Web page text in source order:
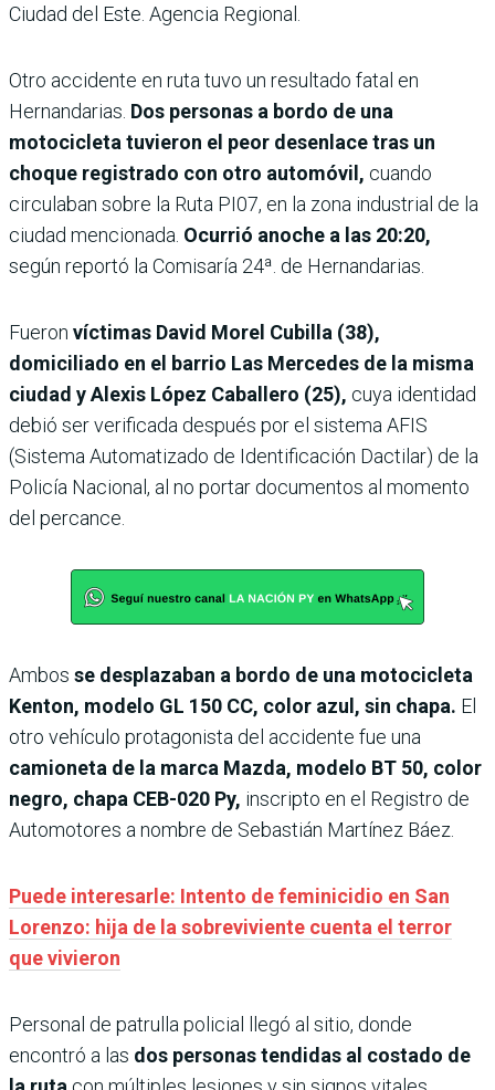
Ciudad del Este. Agencia Regional.
Otro accidente en ruta tuvo un resultado fatal en
Hernandarias. Dos personas a bordo de una
motocicleta tuvieron el peor desenlace tras un
choque registrado con otro automóvil, cuando
circulaban sobre la Ruta PI07, en la zona industrial de la
ciudad mencionada. Ocurrió anoche a las 20:20,
según reportó la Comisaría 24ª. de Hernandarias.
Fueron víctimas David Morel Cubilla (38),
domiciliado en el barrio Las Mercedes de la misma
ciudad y Alexis López Caballero (25), cuya identidad
debió ser verificada después por el sistema AFIS
(Sistema Automatizado de Identificación Dactilar) de la
Policía Nacional, al no portar documentos al momento
del percance.
Ambos se desplazaban a bordo de una motocicleta
Kenton, modelo GL 150 CC, color azul, sin chapa. El
otro vehículo protagonista del accidente fue una
camioneta de la marca Mazda, modelo BT 50, color
negro, chapa CEB-020 Py, inscripto en el Registro de
Automotores a nombre de Sebastián Martínez Báez.
Puede interesarle: Intento de feminicidio en San
Lorenzo: hija de la sobreviviente cuenta el terror
que vivieron
Personal de patrulla policial llegó al sitio, donde
encontró a las dos personas tendidas al costado de